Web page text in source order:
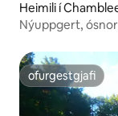
Heimili í
Nýuppgert,
ofurgestgjafi
ofurgestgjafi